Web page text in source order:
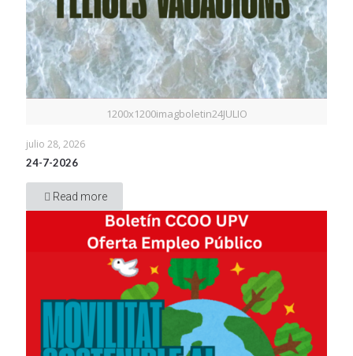
1200x1200imagboletin24JULIO
julio 28, 2026
24-7-2026
Read more